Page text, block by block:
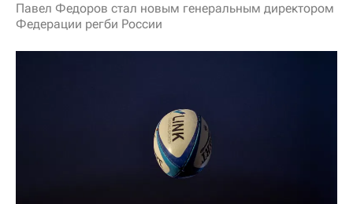
Павел Федоров стал новым генеральным директором
Федерации регби России